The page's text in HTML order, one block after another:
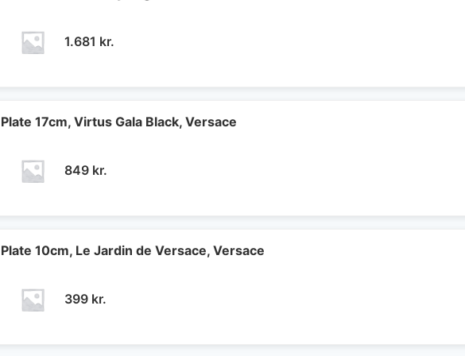
1.681 kr.
Plate 17cm, Virtus Gala Black, Versace
849 kr.
Plate 10cm, Le Jardin de Versace, Versace
399 kr.